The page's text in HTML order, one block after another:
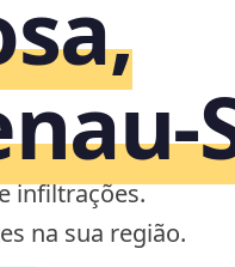
infiltrações.
na sua região.